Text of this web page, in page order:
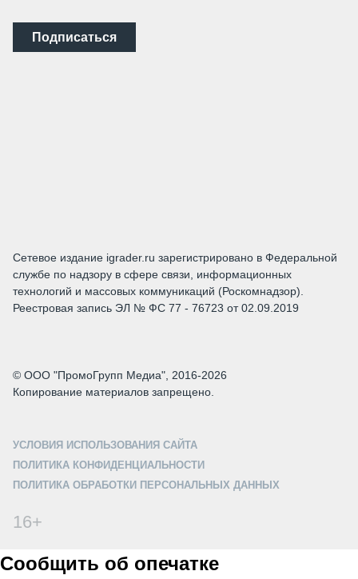
Подписаться
Сетевое издание igrader.ru зарегистрировано в Федеральной
службе по надзору в сфере связи, информационных
технологий и массовых коммуникаций (Роскомнадзор).
Реестровая запись ЭЛ № ФС 77 - 76723 от 02.09.2019
© ООО "ПромоГрупп Медиа", 2016-2026
Копирование материалов запрещено.
УСЛОВИЯ ИСПОЛЬЗОВАНИЯ САЙТА
ПОЛИТИКА КОНФИДЕНЦИАЛЬНОСТИ
ПОЛИТИКА ОБРАБОТКИ ПЕРСОНАЛЬНЫХ ДАННЫХ
16+
Сообщить об опечатке